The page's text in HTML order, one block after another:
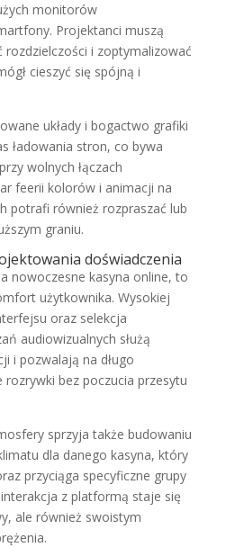
monitorów
Projektanci muszą
rozdzielczości i zoptymalizować
cieszyć się spójną i
układy i bogactwo grafiki
ładowania stron, co bywa
wolnych łączach
feerii kolorów i animacji na
potrafi również rozpraszać lub
graniu.
doświadczenia
nowoczesne kasyna online, to
użytkownika. Wysokiej
oraz selekcja
audiowizualnych służą
i pozwalają na długo
bez poczucia przesytu
sprzyja także budowaniu
dla danego kasyna, który
przyciąga specyficzne grupy
z platformą staje się
ale również swoistym